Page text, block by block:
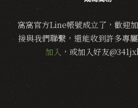
窩窩官方Line帳號成立了，歡迎
接與我們聯繫，還能收到許多專屬
加入 ，或加入好友